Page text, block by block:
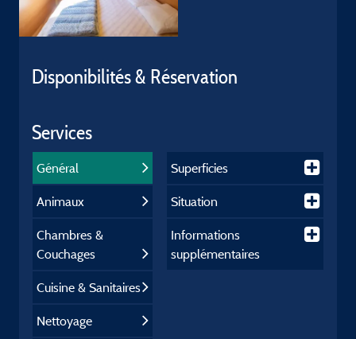
Disponibilités & Réservation
Services
Général
Animaux
Chambres &
Couchages
Cuisine & Sanitaires
Nettoyage
Superficies
Situation
Informations
supplémentaires